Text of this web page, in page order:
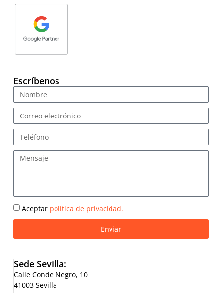
Escríbenos
Aceptar política de privacidad.
Enviar
Sede Sevilla:
Calle Conde Negro, 10
41003 Sevilla